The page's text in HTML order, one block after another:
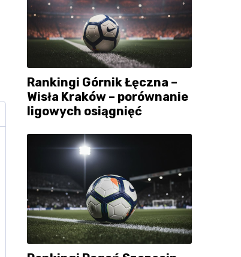
Rankingi Górnik Łęczna –
Wisła Kraków – porównanie
ligowych osiągnięć